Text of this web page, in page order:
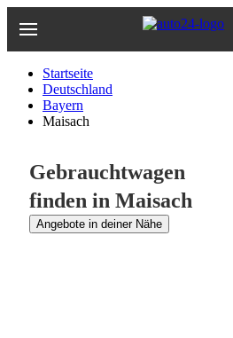
Hauptinhalt
Startseite
Deutschland
Bayern
Maisach
Gebrauchtwagen
finden in Maisach
Angebote in deiner Nähe